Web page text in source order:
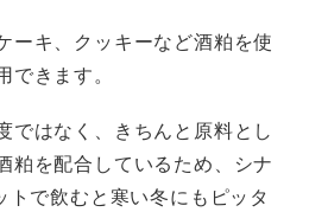
ーキ、クッキーなど酒粕を使
きます。
ではなく、きちんと原料とし
粕を配合しているため、シナ
で飲むと寒い冬にもピッタ